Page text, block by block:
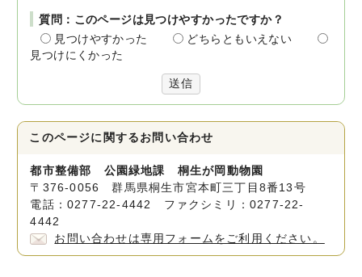
質問：このページは見つけやすかったですか？
見つけやすかった
どちらともいえない
見つけにくかった
送信
このページに関する お問い合わせ
都市整備部 公園緑地課 桐生が岡動物園
〒376-0056 群馬県桐生市宮本町三丁目8番13号
電話：0277-22-4442 ファクシミリ：0277-22-
4442
お問い合わせは専用フォームをご利用ください。